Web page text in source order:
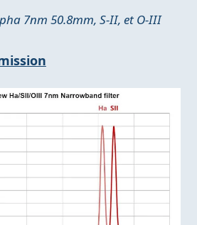
7nm 50.8mm, S-II, et O-III